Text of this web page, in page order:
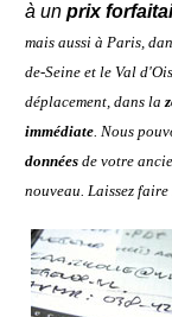
à un prix
mais aussi à Paris,
de-Seine et le Val
déplacement, dans la
immédiate. Nous
données de votre
nouveau. Laissez